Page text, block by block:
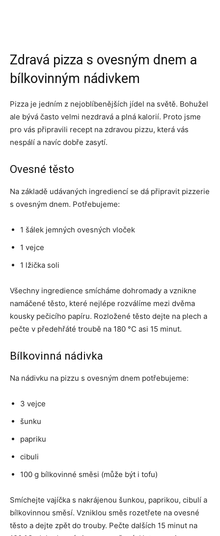
Zdravá pizza s ovesným dnem a
bílkovinným nádivkem
Pizza je jedním z nejoblíbenějších jídel na světě. Bohužel
ale bývá často velmi nezdravá a plná kalorií. Proto jsme
pro vás připravili recept na zdravou pizzu, která vás
nespálí a navíc dobře zasytí.
Ovesné těsto
Na základě udávaných ingrediencí se dá připravit pizzerie
s ovesným dnem. Potřebujeme:
1 šálek jemných ovesných vloček
1 vejce
1 lžička soli
Všechny ingredience smícháme dohromady a vznikne
namáčené těsto, které nejlépe rozválíme mezi dvěma
kousky pečicího papíru. Rozložené těsto dejte na plech a
pečte v předehřáté troubě na 180 °C asi 15 minut.
Bílkovinná nádivka
Na nádivku na pizzu s ovesným dnem potřebujeme:
3 vejce
šunku
papriku
cibuli
100 g bílkovinné směsi (může být i tofu)
Smíchejte vajíčka s nakrájenou šunkou, paprikou, cibulí a
bílkovinnou směsí. Vzniklou směs rozetřete na ovesné
těsto a dejte zpět do trouby. Pečte dalších 15 minut na